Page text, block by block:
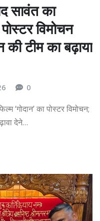
सावंत का
विमोचन
टीम का बढ़ाया
0
‘गोदान’ का पोस्टर विमोचन;
देने…